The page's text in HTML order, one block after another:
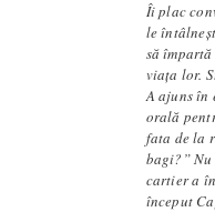
Îi plac
le
să
viaţa lor.
A ajuns în
orală
fata de la
bagi?”
cartier a
început